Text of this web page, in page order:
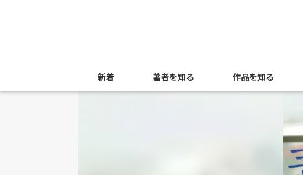
新着 著者を知る 作品を知る